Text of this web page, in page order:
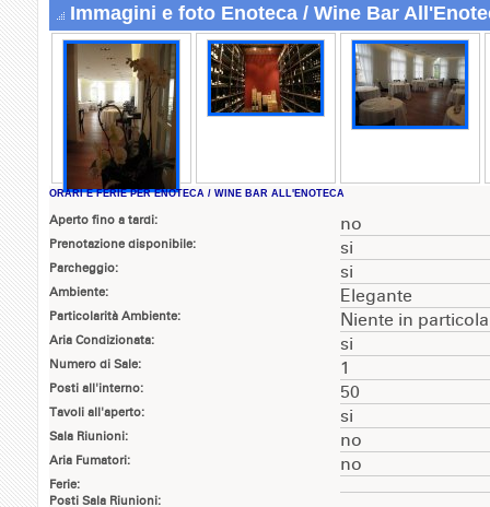
Immagini e foto Enoteca / Wine Bar
ORARI E FERIE PER ENOTECA / WINE BAR ALL'ENOTECA
Aperto fino a tardi: no
Prenotazione disponibile: si
Parcheggio: si
Ambiente: Elegante
Particolarità Ambiente: Niente in
Aria Condizionata: si
Numero di Sale: 1
Posti all'interno: 50
Tavoli all'aperto: si
Sala Riunioni: no
Aria Fumatori: no
Ferie:
Posti Sala Riunioni: